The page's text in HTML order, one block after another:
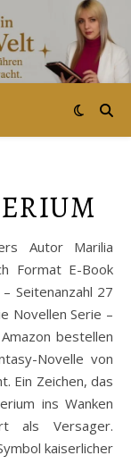
Format E-Book
Seitenanzahl 27
Novellen Serie –
bestellen
Novelle von
Ein Zeichen, das
ins Wanken
als Versager.
kaiserlicher